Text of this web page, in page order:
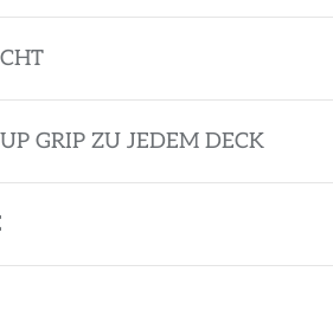
GRIP ZU JEDEM DECK